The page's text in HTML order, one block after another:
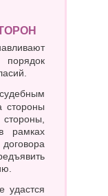
стороны
рамках